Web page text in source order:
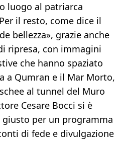
luogo al patriarca
il resto, come dice il
bellezza», grazie anche
ripresa, con immagini
che hanno spaziato
a Qumran e il Mar Morto,
al tunnel del Muro
Cesare Bocci si è
per un programma
di fede e divulgazione